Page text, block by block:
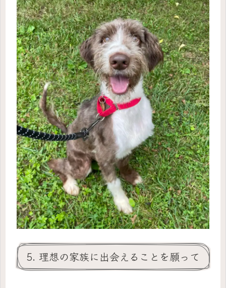
5. 理想の家族に出会えることを願って